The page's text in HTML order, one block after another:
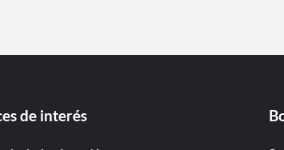
de interés